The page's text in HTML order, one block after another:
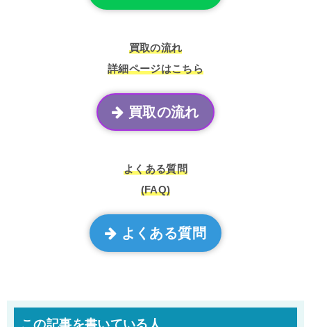
買取の流れ
詳細ページはこちら
買取の流れ
よくある質問
(FAQ)
よくある質問